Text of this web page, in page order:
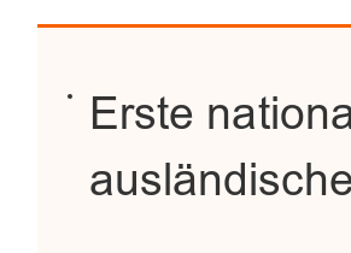
Erste